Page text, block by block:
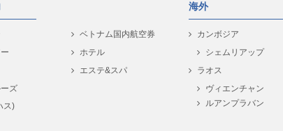
ズ
ス)
ベトナム国内航空券
ホテル
エステ&スパ
海外
カンボジア
シェムリアップ
ラオス
ヴィエンチャン
ルアンプラバン